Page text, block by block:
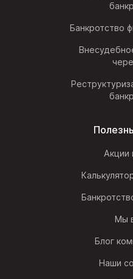
Банкротство
Акции
Мы
Блог
Наши